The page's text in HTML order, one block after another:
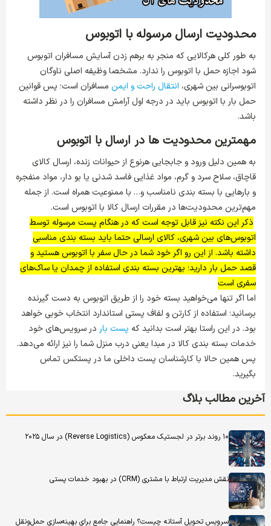
محدودیت‌ ارسال مرسوله با اتوبوس
به طور کلی هرکالایی که منجر به برهم زدن آسایش مسافران اتوبوس
شود اجازه حمل با اتوبوس را ندارد. مشخصا وظیفه اصلی ناوگان
اتوبوسرانی بین شهری، انتقال راحت و ایمن مسافران است؛ پس قوانین
حمل بار با اتوبوس باید در درجه اول آرامش مسافران را در نظر داشته
باشد.
مهمترین محدودیت ها در ارسال با اتوبوس
به همین دلیل ورود و جابجایی هرنوع از حیوانات زنده، ارسال کالای
قاچاق، سلاح سرد و گرم، مواد غذایی فاسد شدنی یا بو دار، مواد منفجره
و بارهایی با بسته بندی نامناسب و… با ممنوعیت همراه است. از جمله
مهم‌ترین محدودیت‌ها در مقررات ارسال کالا با اتوبوس است.
ذکر این نکته نیز قابل توجه است که در هنگام پست مرسوله توسط
اتوبوس‌های بین شهری، کالای ارسالی حتما باید بسته بندی مناسبی
داشته باشد. از این رو اگر خود شما در حال سفر با اتوبوس هستید و
قصد حمل بار دارید؛ بهترین بسته بندی استفاده از چمدان یا ساک‌های
سفری است
اما اگر تنها می‌خواهید بسته خود را از طریق اتوبوس به دست گیرنده
برسانید؛ استفاده از کارتن و لفاف پستی استاندارد انتخاب خوبی خواهد
بود. در این راستا بهتر است بدانید که پست بار در سرویس‌های خود
خدمات بسته بندی کالا در مبدا یعنی درب منزل شما را نیز ارائه می‌دهد.
پس همین حالا با کارشناسان پست داخلی ما در پستکس تماس
بگیرید.
آخرین مطالب بلاگ
۱۰ روند برتر در لجستیک معکوس (Reverse Logistics) در سال ۲۰۲۵
نقش مدیریت ارتباط با مشتری (CRM) در بهبود خدمات پستی
سرویس تحویل آستانه چیست؟ راهنمایی جامع برای بهینه‌سازی حمل‌ونقل